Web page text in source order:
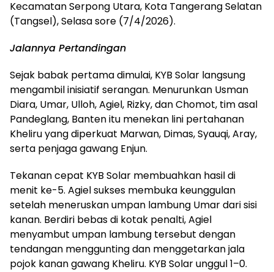
Kecamatan Serpong Utara, Kota Tangerang Selatan
(Tangsel), Selasa sore (7/4/2026).
Jalannya Pertandingan
Sejak babak pertama dimulai, KYB Solar langsung
mengambil inisiatif serangan. Menurunkan Usman
Diara, Umar, Ulloh, Agiel, Rizky, dan Chomot, tim asal
Pandeglang, Banten itu menekan lini pertahanan
Kheliru yang diperkuat Marwan, Dimas, Syauqi, Aray,
serta penjaga gawang Enjun.
Tekanan cepat KYB Solar membuahkan hasil di
menit ke-5. Agiel sukses membuka keunggulan
setelah meneruskan umpan lambung Umar dari sisi
kanan. Berdiri bebas di kotak penalti, Agiel
menyambut umpan lambung tersebut dengan
tendangan menggunting dan menggetarkan jala
pojok kanan gawang Kheliru. KYB Solar unggul 1–0.